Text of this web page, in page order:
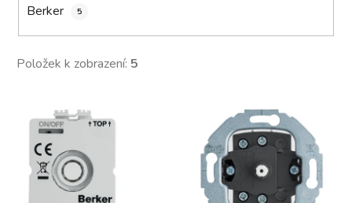
Berker 5
Položek k zobrazení: 5